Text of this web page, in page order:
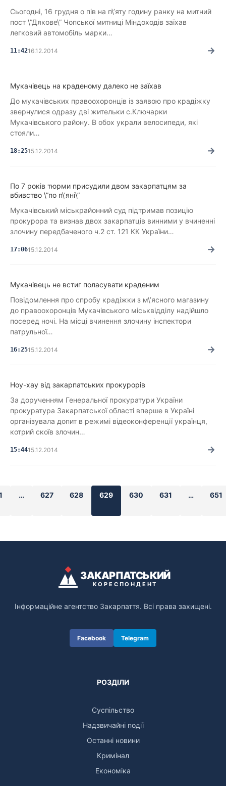
Сьогодні, 16 грудня о пів на п\’яту годину ранку на митний
пост \”Дякове\” Чопської митниці Міндоходів заїхав
легковий автомобіль марки…
11:4216.12.2014 →
Мукачівець на краденому далеко не заїхав
До мукачівських правоохоронців із заявою про крадіжку
звернулися одразу дві жительки с.Ключарки
Мукачівського району. В обох украли велосипеди, які
стояли…
18:2515.12.2014 →
По 7 років тюрми присудили двом закарпатцям за
вбивство \”по п\’яні\”
Мукачівський міськрайонний суд підтримав позицію
прокурора та визнав двох закарпатців винними у вчиненні
злочину передбаченого ч.2 ст. 121 КК України…
17:0615.12.2014 →
Мукачівець не встиг поласувати краденим
Повідомлення про спробу крадіжки з м\’ясного магазину
до правоохоронців Мукачівського міськвідділу надійшло
посеред ночі. На місці вчинення злочину інспектори
патрульної…
16:2515.12.2014 →
Ноу-хау від закарпатських прокурорів
За дорученням Генеральної прокуратури України
прокуратура Закарпатської області вперше в Україні
організувала допит в режимі відеоконференції українця,
котрий скоїв злочин…
15:4415.12.2014 →
… 627 628 629 630 631 … 651
ЗАКАРПАТСЬКИЙ
КОРЕСПОНДЕНТ
Інформаційне агентство Закарпаття. Всі права захищені.
Facebook Telegram
РОЗДІЛИ
Суспільство
Надзвичайні події
Останні новини
Кримінал
Економіка